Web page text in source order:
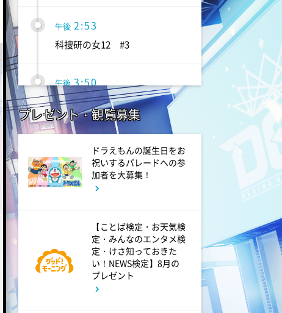
午後 2:53
科捜研の女12 #3
午後 3:50
相棒16 #11
4:48
スーパーJチャンネル 井澤健
太朗と森山みなみが<ニュース
のハテナ>を深掘り
6:50
ザワつく!路線バスで寄り道の
旅 【“東京&横浜"2大都市の地
下街グルメを巡る!】
プレゼント・観覧募集
ドラえもんの誕生日をお
祝いするパレードへの参
加者を大募集！
【ことば検定・お天気検
定・みんなのエンタメ検
定・けさ知っておきた
い！NEWS検定】8月の
プレゼント